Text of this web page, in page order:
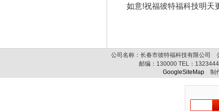
如意!祝福彼特福科技明天
公司名称：长春市彼特福科技有限公司
邮编： 130000TEL：
GoogleSiteMap 制